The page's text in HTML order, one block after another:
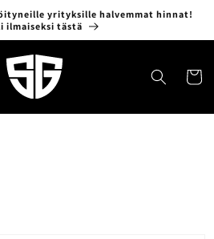
yrityksille halvemmat hinnat!
ilmaiseksi tästä